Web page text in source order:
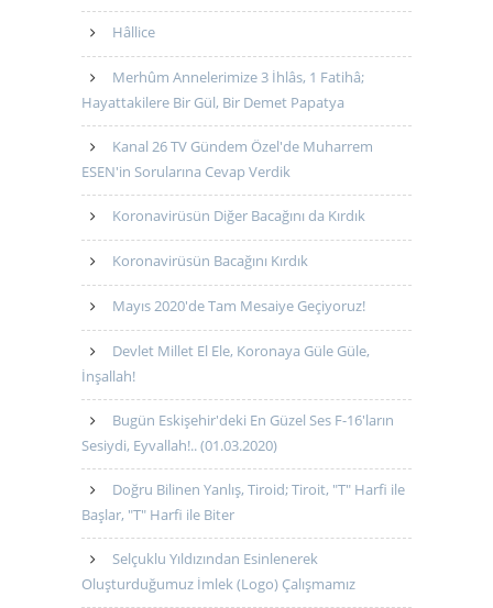
Hâllice
Merhûm Annelerimize 3 İhlâs, 1 Fatihâ;
Hayattakilere Bir Gül, Bir Demet Papatya
Kanal 26 TV Gündem Özel'de Muharrem
ESEN'in Sorularına Cevap Verdik
Koronavirüsün Diğer Bacağını da Kırdık
Koronavirüsün Bacağını Kırdık
Mayıs 2020'de Tam Mesaiye Geçiyoruz!
Devlet Millet El Ele, Koronaya Güle Güle,
İnşallah!
Bugün Eskişehir'deki En Güzel Ses F-16'ların
Sesiydi, Eyvallah!.. (01.03.2020)
Doğru Bilinen Yanlış, Tiroid; Tiroit, "T" Harfi ile
Başlar, "T" Harfi ile Biter
Selçuklu Yıldızından Esinlenerek
Oluşturduğumuz İmlek (Logo) Çalışmamız